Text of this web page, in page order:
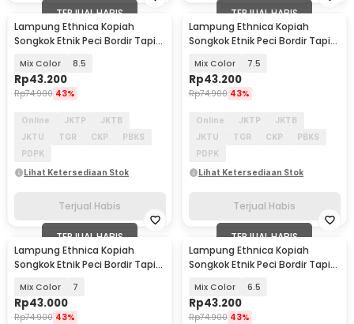
TERJUAL HABIS
Lampung Ethnica Kopiah
Songkok Etnik Peci Bordir Tapis
Mix Color 8.5
Rp43.200
Rp74.900 43%
Online JKTP
JKTB
JKTU
TGR CKP
PBKS
PDPK
Lihat Ketersediaan Stok
Terjual Habis
TERJUAL HABIS
Lampung Ethnica Kopiah
Songkok Etnik Peci Bordir Tapis
Mix Color 7.5
Rp43.200
Rp74.900 43%
Online JKTP
JKTB
JKTU
TGR CKP
PBKS
PDPK
Lihat Ketersediaan Stok
Terjual Habis
TERJUAL HABIS
Lampung Ethnica Kopiah
Songkok Etnik Peci Bordir Tapis
Mix Color 7
Rp43.000
Rp74.900 43%
TERJUAL HABIS
Lampung Ethnica Kopiah
Songkok Etnik Peci Bordir Tapis
Mix Color 6.5
Rp43.200
Rp74.900 43%